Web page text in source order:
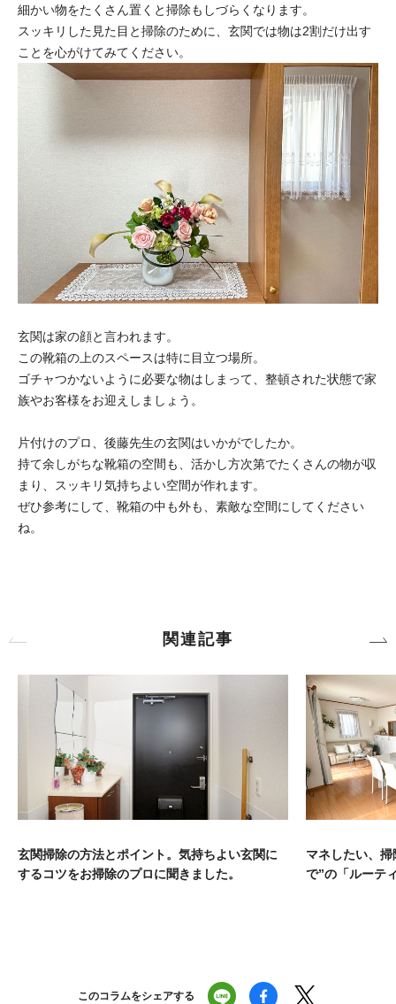
細かい物をたくさん置くと掃除もしづらくなります。
スッキリした見た目と掃除のために、玄関では物は2割だけ出す
ことを心がけてみてください。
玄関は家の顔と言われます。
この靴箱の上のスペースは特に目立つ場所。
ゴチャつかないように必要な物はしまって、整頓された状態で家
族やお客様をお迎えしましょう。
片付けのプロ、後藤先生の玄関はいかがでしたか。
持て余しがちな靴箱の空間も、活かし方次第でたくさんの物が収
まり、スッキリ気持ちよい空間が作れます。
ぜひ参考にして、靴箱の中も外も、素敵な空間にしてください
ね。
関連記事
玄関掃除の方法とポイント。気持ちよい玄関に
するコツをお掃除のプロに聞きました。
マネしたい、
で”の「ルーテ
このコラムをシェアする